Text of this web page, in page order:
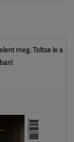
meg. Töltse le a